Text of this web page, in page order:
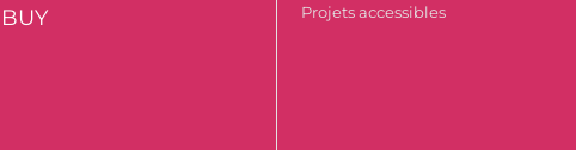
BUY
Projets accessibles